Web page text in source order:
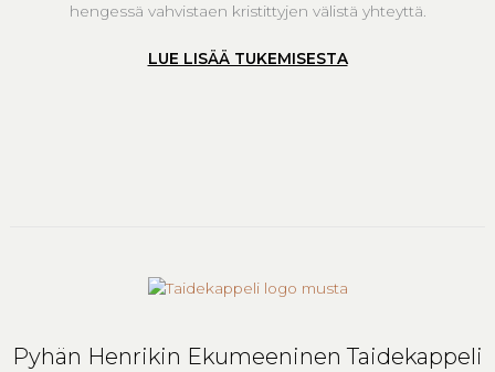
hengessä vahvistaen kristittyjen välistä yhteyttä.
LUE LISÄÄ TUKEMISESTA
Pyhän Henrikin Ekumeeninen Taidekappeli